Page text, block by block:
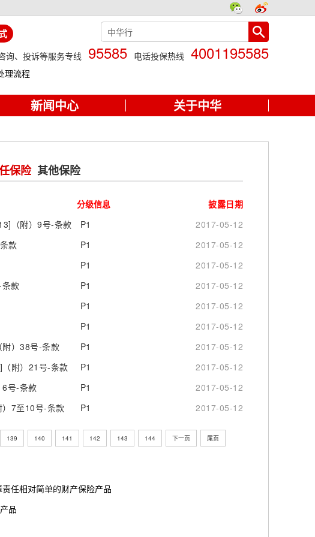
询、投诉等服务专线 95585 电话投保热线 4001195585
理流程
新闻中心 关于中华
保险 其他保险
分级信息
披露日期
（附）9号-条款
P1
2017-05-12
款
P1
2017-05-12
P1
2017-05-12
款
P1
2017-05-12
P1
2017-05-12
P1
2017-05-12
）38号-条款
P1
2017-05-12
附）21号-条款
P1
2017-05-12
号-条款
P1
2017-05-12
7至10号-条款
P1 2017-05-12
139 140 141 142 143 144 下一页 尾页
任相对简单的财产保险产品
品